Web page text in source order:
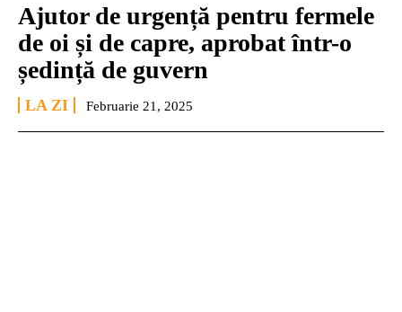
Ajutor de urgență pentru fermele
de oi și de capre, aprobat într-o
ședință de guvern
LA ZI Februarie 21, 2025